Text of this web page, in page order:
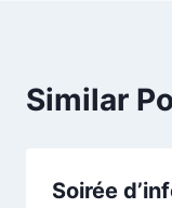
Similar
Soirée